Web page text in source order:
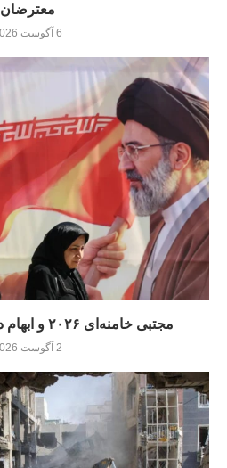
معترضان
6 آگوست 2026
مجتبی خامنه‌ای ۲۰۲۶ و ابهام درباره حضور عمومی
2 آگوست 2026